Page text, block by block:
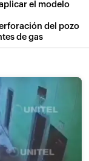
el modelo
del pozo
de gas